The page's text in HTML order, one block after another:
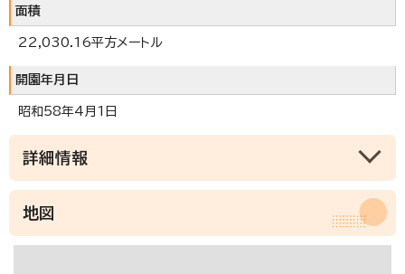
面積
22,030.16平方メートル
開園年月日
昭和58年4月1日
詳細情報
地図